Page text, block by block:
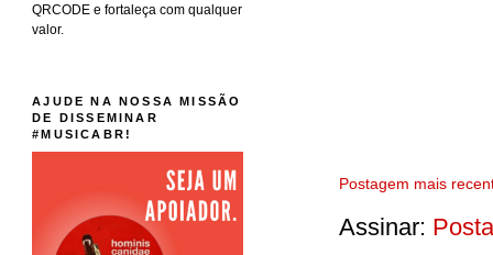
Postagem mais
Assinar:
QRCODE e fortaleça com qualquer
valor.
AJUDE NA NOSSA MISSÃO
DE DISSEMINAR
#MUSICABR!